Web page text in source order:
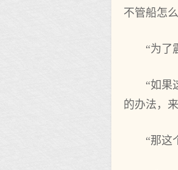
不管船怎
“为了
“如果
的办法，
“那这